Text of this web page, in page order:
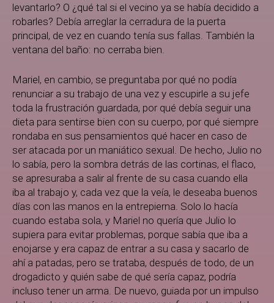
levantarlo? O ¿qué tal si el vecino ya se había decidido a
robarles? Debía arreglar la cerradura de la puerta
principal, de vez en cuando tenía sus fallas. También la
ventana del baño: no cerraba bien.
Mariel, en cambio, se preguntaba por qué no podía
renunciar a su trabajo de una vez y escupirle a su jefe
toda la frustración guardada, por qué debía seguir una
dieta para sentirse bien con su cuerpo, por qué siempre
rondaba en sus pensamientos qué hacer en caso de
ser atacada por un maniático sexual. De hecho, Julio no
lo sabía, pero la sombra detrás de las cortinas, el flaco,
se apresuraba a salir al frente de su casa cuando ella
iba al trabajo y, cada vez que la veía, le deseaba buenos
días con las manos en la entrepierna. Solo lo hacía
cuando estaba sola, y Mariel no quería que Julio lo
supiera para evitar problemas, porque sabía que iba a
enojarse y era capaz de entrar a su casa y sacarlo de
ahí a patadas, pero se trataba, después de todo, de un
drogadicto y quién sabe de qué sería capaz, podría
incluso tener un arma. De nuevo, guiada por un impulso